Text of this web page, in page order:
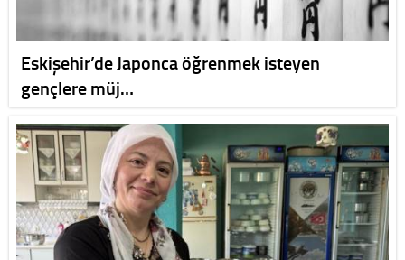
Eskişehir’de Japonca öğrenmek isteyen
gençlere müj…